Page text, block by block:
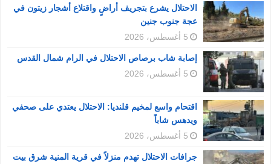
الاحتلال يشرع بتجريف أراضٍ واقتلاع أشجار زيتون في
عجة جنوب جنين
5 أغسطس، 2026
إصابة شاب برصاص الاحتلال في الرام شمال القدس
5 أغسطس، 2026
اقتحام واسع لمخيم قلنديا: الاحتلال يعتدي على صحفي
ويدهس شاباً
5 أغسطس، 2026
جرافات الاحتلال تهدم منزلاً في قرية المنية شرق بيت